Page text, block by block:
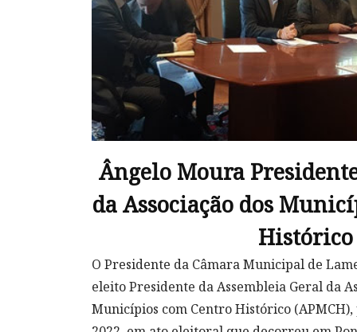
Ângelo Moura
da Associação dos
Histórico
O Presidente da Câmara Municipal de
eleito Presidente da Assembleia Geral da
Municípios com Centro Histórico